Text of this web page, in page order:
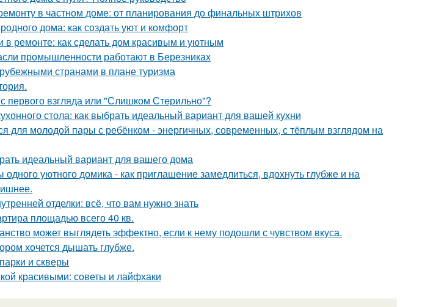
в частном доме: от планирования до финальных штрихов
дома: как создать уют и комфорт
ремонте: как сделать дом красивым и уютным
промышленности работают в Березниках
странами в плане туризма
первого взгляда или "Слишком Стерильно"?
стола: как выбрать идеальный вариант для вашей кухни
для молодой пары с ребёнком - энергичных, современных, с тёплым взглядом на
идеальный вариант для вашего дома
уютного домика - как приглашение замедлиться, вдохнуть глубже и на
отделки: всё, что вам нужно знать
площадью всего 40 кв.
может выглядеть эффектно, если к нему подошли с чувством вкуса.
хочется дышать глубже.
и скверы
красивыми: советы и лайфхаки